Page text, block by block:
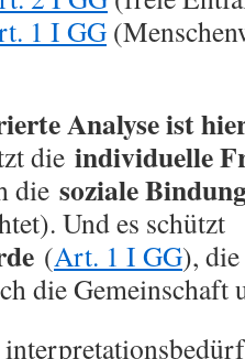
1 I GG
Analyse ist
die individuelle
die soziale
Und es schützt
(Art. 1 I GG),
die Gemeinschaft